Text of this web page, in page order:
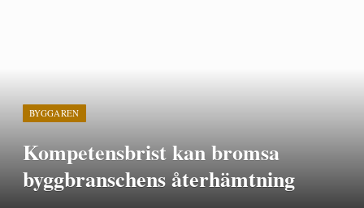
BYGGAREN
Kompetensbrist kan bromsa
byggbranschens återhämtning